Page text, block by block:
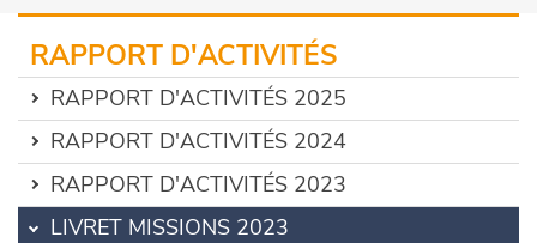
RAPPORT D'ACTIVITÉS
RAPPORT D'ACTIVITÉS 2025
RAPPORT D'ACTIVITÉS 2024
RAPPORT D'ACTIVITÉS 2023
LIVRET MISSIONS 2023